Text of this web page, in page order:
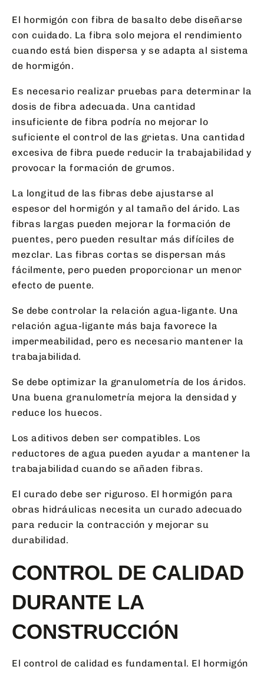
El hormigón con fibra de basalto debe diseñarse
con cuidado. La fibra solo mejora el rendimiento
cuando está bien dispersa y se adapta al sistema
de hormigón.
Es necesario realizar pruebas para determinar la
dosis de fibra adecuada. Una cantidad
insuficiente de fibra podría no mejorar lo
suficiente el control de las grietas. Una cantidad
excesiva de fibra puede reducir la trabajabilidad y
provocar la formación de grumos.
La longitud de las fibras debe ajustarse al
espesor del hormigón y al tamaño del árido. Las
fibras largas pueden mejorar la formación de
puentes, pero pueden resultar más difíciles de
mezclar. Las fibras cortas se dispersan más
fácilmente, pero pueden proporcionar un menor
efecto de puente.
Se debe controlar la relación agua-ligante. Una
relación agua-ligante más baja favorece la
impermeabilidad, pero es necesario mantener la
trabajabilidad.
Se debe optimizar la granulometría de los áridos.
Una buena granulometría mejora la densidad y
reduce los huecos.
Los aditivos deben ser compatibles. Los
reductores de agua pueden ayudar a mantener la
trabajabilidad cuando se añaden fibras.
El curado debe ser riguroso. El hormigón para
obras hidráulicas necesita un curado adecuado
para reducir la contracción y mejorar su
durabilidad.
CONTROL DE CALIDAD
DURANTE LA
CONSTRUCCIÓN
El control de calidad es fundamental. El hormigón